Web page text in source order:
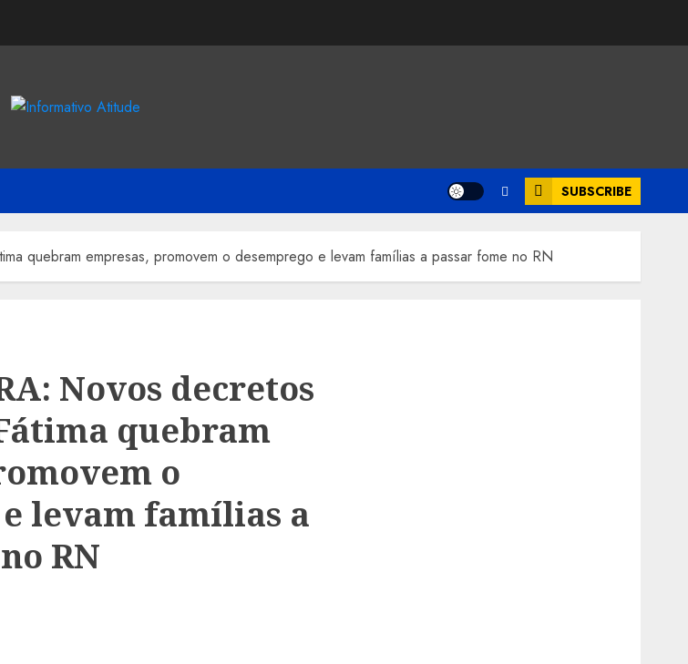
SUBSCRIBE
quebram empresas, promovem o desemprego e levam famílias a passar fome no RN
Novos decretos
quebram
o
levam famílias a
RN